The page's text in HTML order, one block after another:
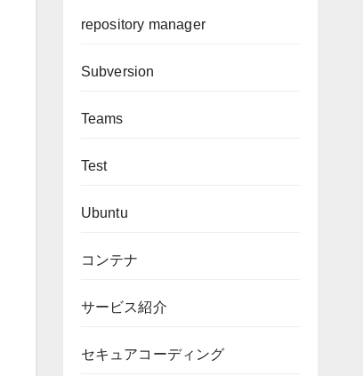
repository manager
Subversion
Teams
Test
Ubuntu
コンテナ
サービス紹介
セキュアコーディング